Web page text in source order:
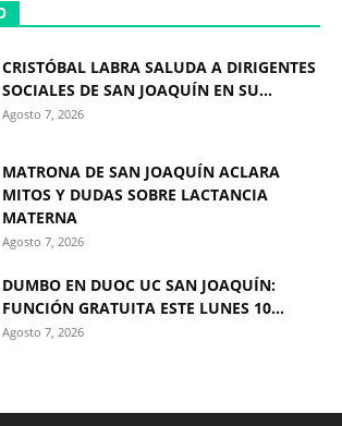
CRISTÓBAL LABRA SALUDA A DIRIGENTES
SOCIALES DE SAN JOAQUÍN EN SU...
Agosto 7, 2026
MATRONA DE SAN JOAQUÍN ACLARA
MITOS Y DUDAS SOBRE LACTANCIA
MATERNA
Agosto 7, 2026
DUMBO EN DUOC UC SAN JOAQUÍN:
FUNCIÓN GRATUITA ESTE LUNES 10...
Agosto 7, 2026